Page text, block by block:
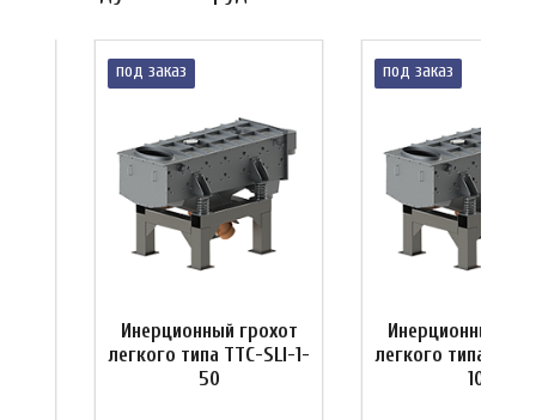
под заказ
Инерционный грохот
легкого типа ТТС-SLI-1-
50
под заказ
Инерционный
легкого типа ТТС-
10